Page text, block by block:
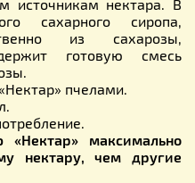
источникам нектара. В
сахарного сиропа,
из сахарозы,
готовую смесь
пчелами.
максимально
нектару, чем другие